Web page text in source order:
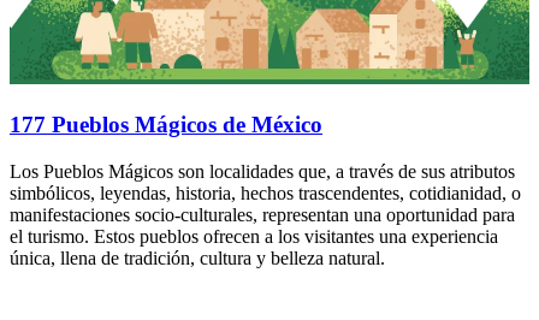
177 Pueblos Mágicos de México
Los Pueblos Mágicos son localidades que, a través de sus atributos
simbólicos, leyendas, historia, hechos trascendentes, cotidianidad, o
manifestaciones socio-culturales, representan una oportunidad para
el turismo. Estos pueblos ofrecen a los visitantes una experiencia
única, llena de tradición, cultura y belleza natural.